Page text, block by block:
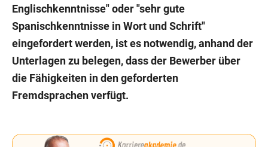
Englischkenntnisse" oder "sehr gute
Spanischkenntnisse in Wort und Schrift"
eingefordert werden, ist es notwendig, anhand der
Unterlagen zu belegen, dass der Bewerber über
die Fähigkeiten in den geforderten
Fremdsprachen verfügt.